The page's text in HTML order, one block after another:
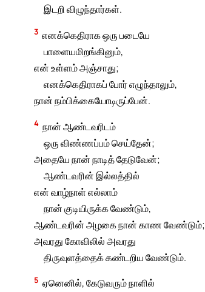
இடறி விழுந்தார்கள்.
3 எனக்கெதிராக ஒரு படையே
பாளையமிறங்கினும்,
என் உள்ளம் அஞ்சாது;
எனக்கெதிராகப் போர் எழுந்தாலும்,
நான் நம்பிக்கையோடிருப்பேன்.
4 நான் ஆண்டவரிடம்
ஒரு விண்ணப்பம் செய்தேன்;
அதையே நான் நாடித் தேடுவேன்;
ஆண்டவரின் இல்லத்தில்
என் வாழ்நாள் எல்லாம்
நான் குடியிருக்க வேண்டும்,
ஆண்டவரின் அழகை நான் காண வேண்டும்;
அவரது கோவிலில் அவரது
திருவுளத்தைக் கண்டறிய வேண்டும்.
5 ஏனெனில், கேடுவரும் நாளில்